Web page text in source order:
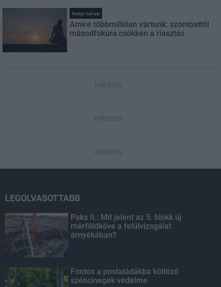
Helyi hírek
Amire többmillióan vártunk: szombattól
másodfokúra csökken a riasztás
HIRDETÉS
HIRDETÉS
HIRDETÉS
LEGOLVASOTTABB
Paks II.: Mit jelent az 5. blokk új
mérföldköve a felülvizsgálat
árnyékában?
Fontos a postaládákba költöző
széncinegék védelme